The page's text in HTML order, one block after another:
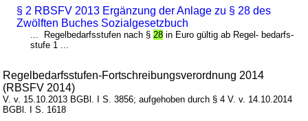
§ 2 RBSFV 2013 Ergänzung der Anlage zu § 28 des
Zwölften Buches Sozialgesetzbuch
... Regelbedarfsstufen nach §28 in Euro gültig ab Regel- bedarfs-
stufe 1 ...
Regelbedarfsstufen-Fortschreibungsverordnung 2014
(RBSFV 2014)
V. v. 15.10.2013 BGBl. I S. 3856; aufgehoben durch § 4 V. v. 14.10.2014
BGBl. I S. 1618